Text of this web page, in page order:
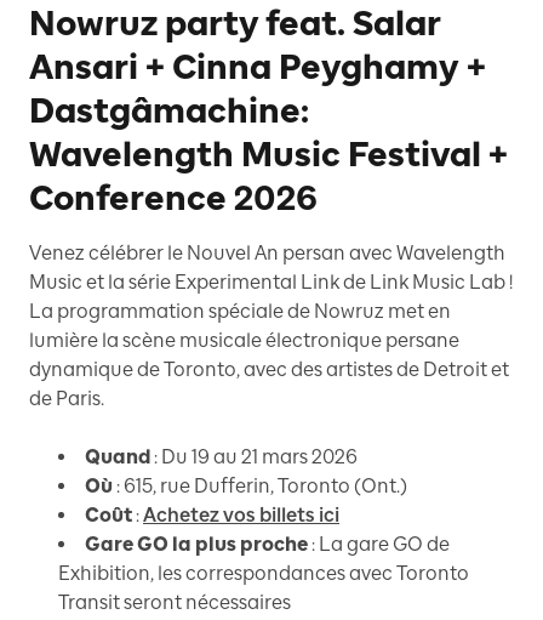
Nowruz party feat. Salar
Ansari + Cinna Peyghamy +
Dastgâmachine:
Wavelength Music Festival +
Conference 2026
Venez célébrer le Nouvel An persan avec Wavelength
Music et la série Experimental Link de Link Music Lab !
La programmation spéciale de Nowruz met en
lumière la scène musicale électronique persane
dynamique de Toronto, avec des artistes de Detroit et
de Paris.
Quand : Du 19 au 21 mars 2026
Où : 615, rue Dufferin, Toronto (Ont.)
Coût :Achetez vos billets ici
Gare GO la plus proche : La gare GO de
Exhibition, les correspondances avec Toronto
Transit seront nécessaires